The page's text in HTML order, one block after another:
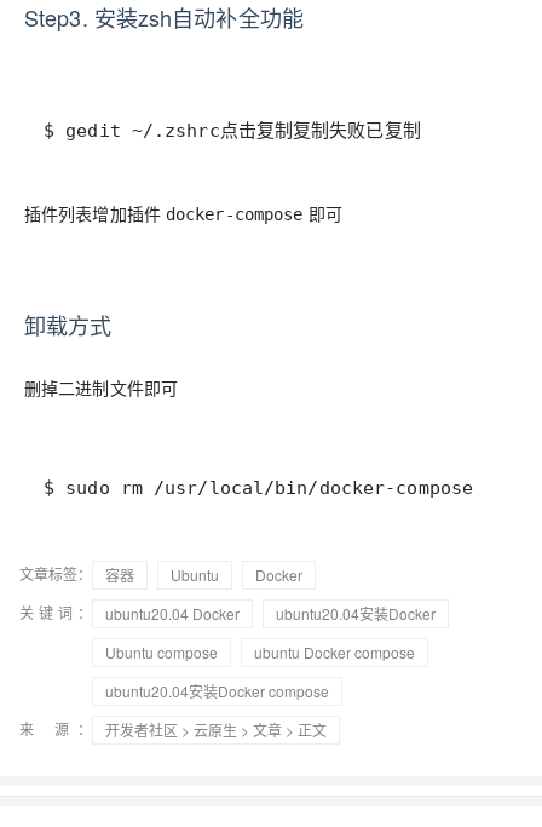
Step3. 安装zsh自动补全功能
$ gedit ~/.zshrc点击复制复制失败已复制
插件列表增加插件 docker-compose 即可
卸载方式
删掉二进制文件即可
$ sudo rm /usr/local/bin/docker-compose
文章标签： 容器 Ubuntu
Docker
关键词：
ubuntu20.04 Docker
ubuntu20.04安装Docker
Ubuntu compose
ubuntu Docker compose
ubuntu20.04安装Docker compose
来 源：
开发者社区 > 云原生 > 文章 > 正文